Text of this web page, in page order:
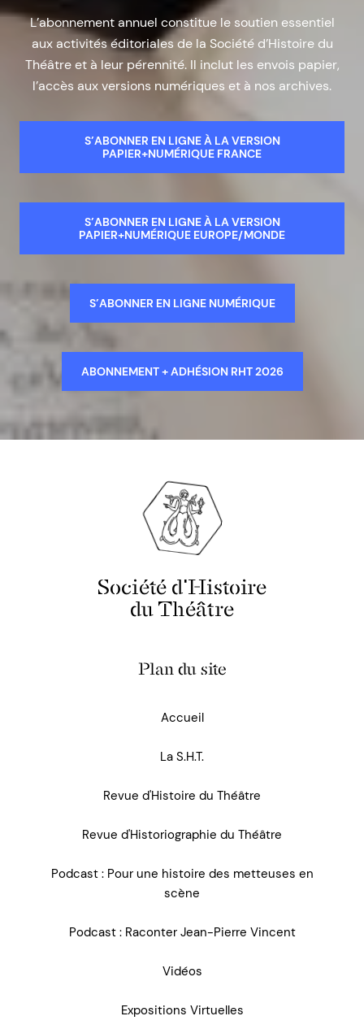
L’abonnement annuel constitue le soutien essentiel
aux activités éditoriales de la Société d’Histoire du
Théâtre et à leur pérennité. Il inclut les envois papier,
l’accès aux versions numériques et à nos archives.
S’ABONNER EN LIGNE À LA VERSION
PAPIER+NUMÉRIQUE FRANCE
S’ABONNER EN LIGNE À LA VERSION
PAPIER+NUMÉRIQUE EUROPE/MONDE
S’ABONNER EN LIGNE NUMÉRIQUE
ABONNEMENT + ADHÉSION RHT 2026
Société d'Histoire
du Théâtre
Plan du site
Accueil
La S.H.T.
Revue d'Histoire du Théâtre
Revue d'Historiographie du Théâtre
Podcast : Pour une histoire des metteuses en
scène
Podcast : Raconter Jean-Pierre Vincent
Vidéos
Expositions Virtuelles